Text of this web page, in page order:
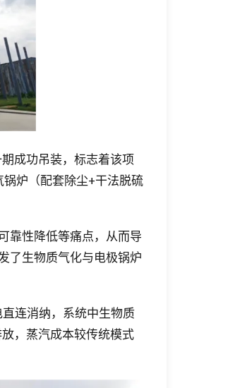
成功吊装，标志着该项
炉（配套除尘+干法脱硫
靠性降低等痛点，从而导
了生物质气化与电极锅炉
连消纳，系统中生物质
，蒸汽成本较传统模式